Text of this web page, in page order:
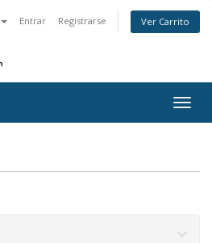
Entrar Registrarse Ver Carrito